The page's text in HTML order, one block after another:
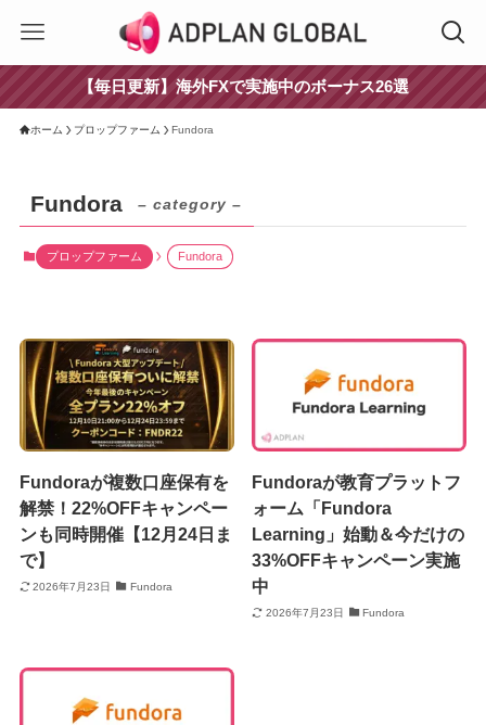
【毎日更新】海外FXで実施中のボーナス26選
ホーム プロップファーム Fundora
Fundora – category –
プロップファーム Fundora
Fundoraが複数口座保有を
解禁！22%OFFキャンペー
ンも同時開催【12月24日ま
で】
2026年7月23日 Fundora
Fundoraが教育プラットフ
ォーム「Fundora
Learning」始動＆今だけの
33%OFFキャンペーン実施
中
2026年7月23日 Fundora